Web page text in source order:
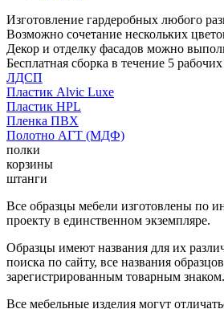
Изготовление гардеробных любого
Возможно сочетание нескольких
Декор и отделку фасадов можно
Бесплатная сборка в течение 5
ЛДСП
Пластик Alvic Luxe
Пластик HPL
Пленка ПВХ
Полотно АГТ (МДФ)
полки
корзины
штанги
Все образцы мебели изготовлены по
проекту в единственном экземпляре.
Образцы имеют названия для их
поиска по сайту, все названия
зарегистрированным товарным знаком.
Все мебельные изделия могут